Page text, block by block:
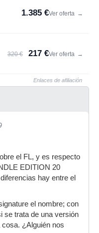
1.385 €Ver oferta →
320 € 217 €Ver oferta →
Enlaces de afiliación
el FL, y es respecto
EDITION 20
hay entre el
el nombre; con
se trata de una versión
¿Alguién nos